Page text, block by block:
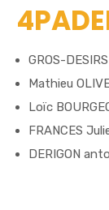
GROS-
Mathieu
Loïc
FRANCES
DERIGON